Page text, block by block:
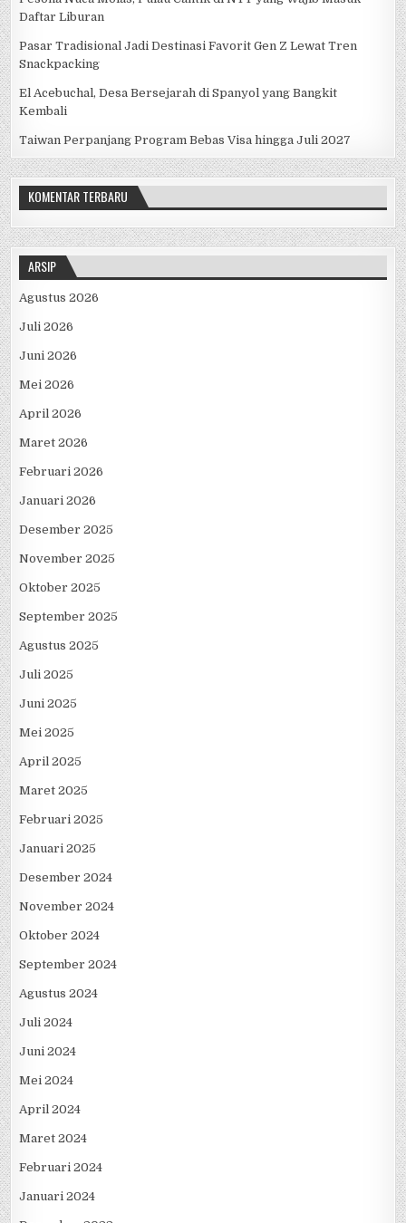
Daftar Liburan
Pasar Tradisional Jadi Destinasi Favorit Gen Z Lewat Tren
Snackpacking
El Acebuchal, Desa Bersejarah di Spanyol yang Bangkit
Kembali
Taiwan Perpanjang Program Bebas Visa hingga Juli 2027
KOMENTAR TERBARU
ARSIP
Agustus 2026
Juli 2026
Juni 2026
Mei 2026
April 2026
Maret 2026
Februari 2026
Januari 2026
Desember 2025
November 2025
Oktober 2025
September 2025
Agustus 2025
Juli 2025
Juni 2025
Mei 2025
April 2025
Maret 2025
Februari 2025
Januari 2025
Desember 2024
November 2024
Oktober 2024
September 2024
Agustus 2024
Juli 2024
Juni 2024
Mei 2024
April 2024
Maret 2024
Februari 2024
Januari 2024